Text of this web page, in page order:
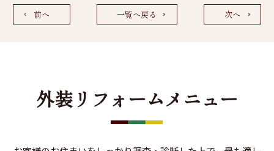
前へ 一覧へ戻る 次へ
外装リフォームメニュー